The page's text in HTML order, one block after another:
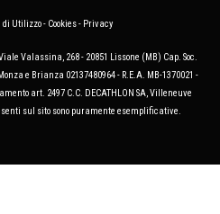
di Utilizzo- Cookies- Privacy
Valassina, 268 - 20851 Lissone (MB) Cap. Soc.
e Brianza 02137480964 - R.E.A. MB-1370021 -
art. 2497 C.C. DECATHLON SA, Villeneuve
sul sito sono puramente esemplificative.